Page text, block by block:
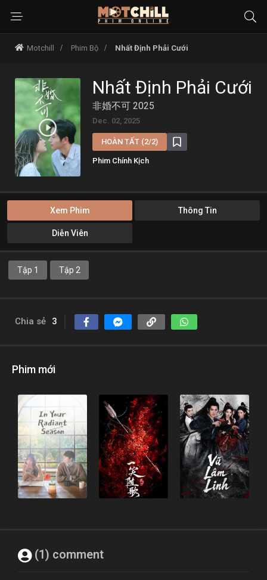
Motchill Phim Bộ Nhất Định Phải Cưới
Nhất Định Phải Cưới
非婚不可 2025
Dec. 02, 2025
HOÀN TẤT (2/2)
Phim Chính Kịch
Xem Phim Thông Tin
Diễn Viên
Tập 1 Tập 2
Chia sẻ 3
Phim mới
(1) comment